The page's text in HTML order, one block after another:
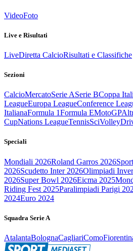
VideoFoto
Live e Risultati
LiveDiretta CalcioRisultati e Classifiche
Sezioni
CalcioMercatoSerie ASerie BCoppa
LeagueEuropa LeagueConference
ItalianaFormula 1Formula EMotoGP
CupNations LeagueTennisSciVolley
Speciali
Mondiali 2026Roland Garros 2026
2026Scudetto Inter 2026Olimpiadi
2026Super Bowl 2026Eicma 2025
Riding Fest 2025Paralimpiadi Parigi
2024Euro 2024
Squadra Serie A
AtalantaBolognaCagliariComo